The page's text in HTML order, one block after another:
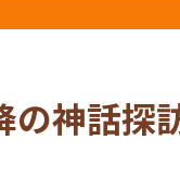
神話探